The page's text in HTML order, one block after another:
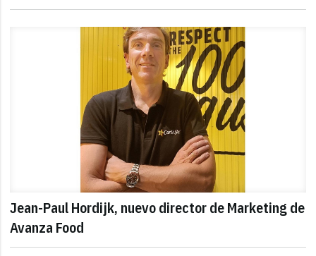
Jean-Paul Hordijk, nuevo director de Marketing de
Avanza Food